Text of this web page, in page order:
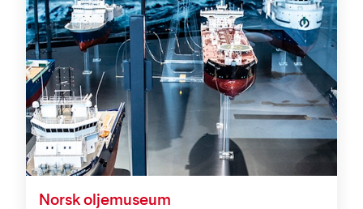
Norsk oljemuseum